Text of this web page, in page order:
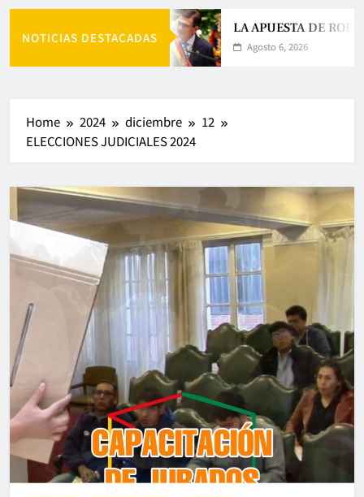
NOTICIAS DESTACADAS
LA APUESTA DE
Agosto 6, 2026
Home 2024 diciembre
12
ELECCIONES JUDICIALES 2024